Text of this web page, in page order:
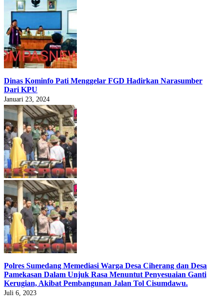
Dinas Kominfo Pati Menggelar FGD Hadirkan Narasumber
Dari KPU
Januari 23, 2024
Polres Sumedang Memediasi Warga Desa Ciherang dan Desa
Pamekasan Dalam Unjuk Rasa Menuntut Penyesuaian Ganti
Kerugian, Akibat Pembangunan Jalan Tol Cisumdawu.
Juli 6, 2023